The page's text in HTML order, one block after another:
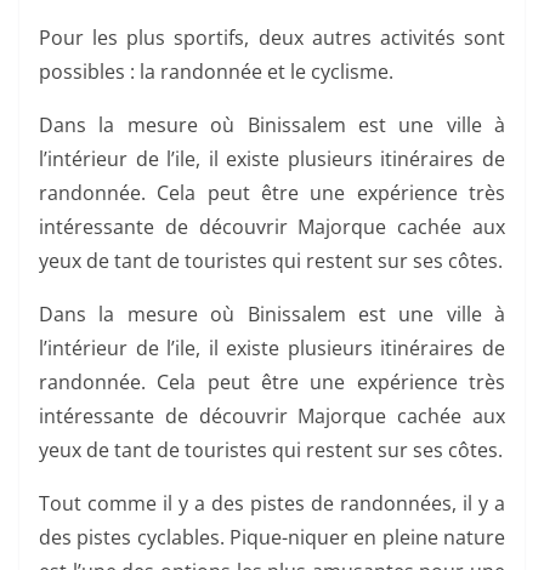
Pour les plus sportifs, deux autres activités sont
possibles : la randonnée et le cyclisme.
Dans la mesure où Binissalem est une ville à
l’intérieur de l’ile, il existe plusieurs itinéraires de
randonnée. Cela peut être une expérience très
intéressante de découvrir Majorque cachée aux
yeux de tant de touristes qui restent sur ses côtes.
Dans la mesure où Binissalem est une ville à
l’intérieur de l’ile, il existe plusieurs itinéraires de
randonnée. Cela peut être une expérience très
intéressante de découvrir Majorque cachée aux
yeux de tant de touristes qui restent sur ses côtes.
Tout comme il y a des pistes de randonnées, il y a
des pistes cyclables. Pique-niquer en pleine nature